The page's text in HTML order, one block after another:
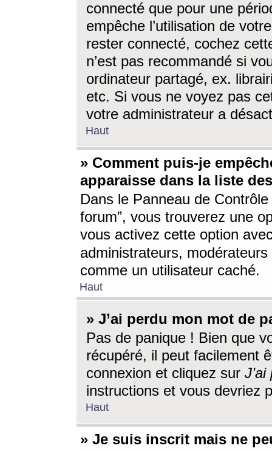
connecté que pour une
empêche l’utilisation de
rester connecté, cochez
n’est pas recommandé si
ordinateur partagé, ex.
etc. Si vous ne voyez pas
votre administrateur a
Haut
» Comment puis-je
apparaisse dans la liste
Dans le Panneau de
forum”, vous trouverez une
vous activez cette option
administrateurs,
comme un utilisateur caché.
Haut
» J’ai perdu mon mot de
Pas de panique ! Bien que
récupéré, il peut facilement
connexion et cliquez sur
instructions et vous devriez
Haut
» Je suis inscrit mais ne